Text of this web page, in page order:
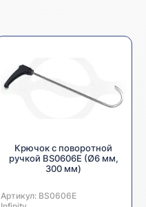
Крючок с поворотной
ручкой BS0606E (Ø6 мм,
300 мм)
Артикул: BS0606E
Производитель: